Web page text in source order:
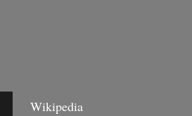
Wikipedia